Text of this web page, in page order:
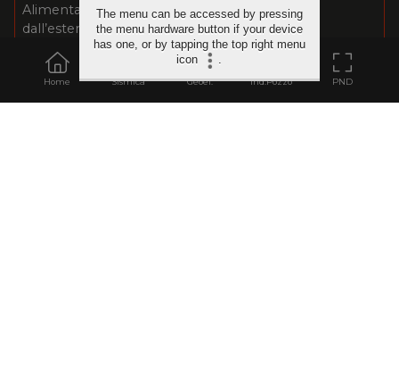
Alimentazione con batteria da 9V (estraibile
dall’esterno per sostituzione)
Opzione gancio rimovibile per campionatore bailer
Home Sismica Geoel. Ind.Pozzo PND
The menu can be accessed by pressing
the menu hardware button if your device
has one, or by tapping the top right menu
icon
.